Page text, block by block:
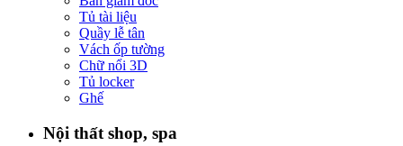
Tủ tài liệu
Quầy lễ tân
Vách ốp tường
Chữ nổi 3D
Tủ locker
Ghế
Nội thất shop, spa